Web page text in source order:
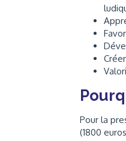
Pour la
(1800